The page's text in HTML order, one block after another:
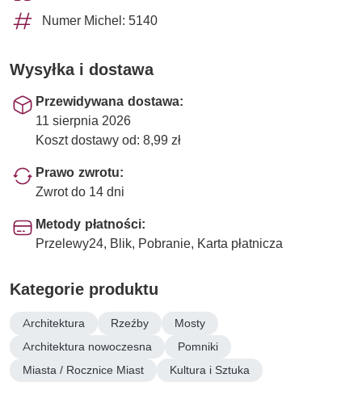
Numer Michel: 5140
Wysyłka i dostawa
Przewidywana dostawa:
11 sierpnia 2026
Koszt dostawy od: 8,99 zł
Prawo zwrotu:
Zwrot do 14 dni
Metody płatności:
Przelewy24, Blik, Pobranie, Karta płatnicza
Kategorie produktu
Architektura Rzeźby
Mosty
Architektura nowoczesna
Pomniki
Miasta / Rocznice Miast
Kultura i Sztuka